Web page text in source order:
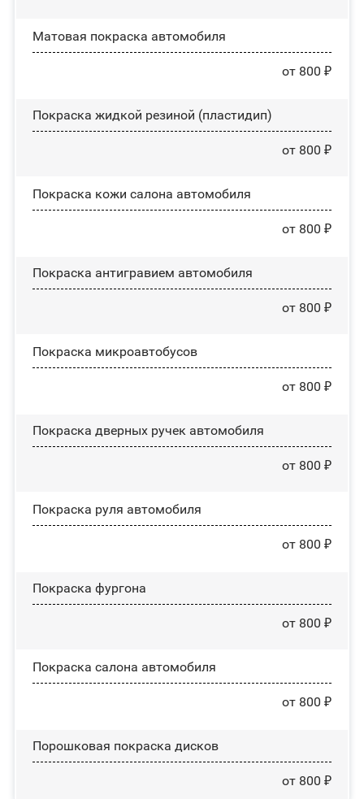
Матовая покраска автомобиля
от 800 ₽
Покраска жидкой резиной (пластидип)
от 800 ₽
Покраска кожи салона автомобиля
от 800 ₽
Покраска антигравием автомобиля
от 800 ₽
Покраска микроавтобусов
от 800 ₽
Покраска дверных ручек автомобиля
от 800 ₽
Покраска руля автомобиля
от 800 ₽
Покраска фургона
от 800 ₽
Покраска салона автомобиля
от 800 ₽
Порошковая покраска дисков
от 800 ₽